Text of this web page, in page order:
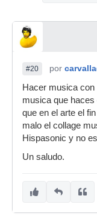
#20 por
Hacer musica con
musica que
que en el arte el
malo el collage
Hispasonic y no
Un saludo.